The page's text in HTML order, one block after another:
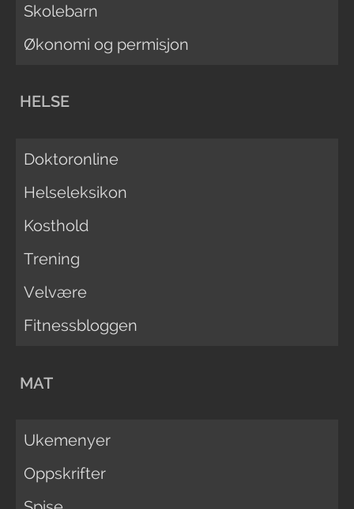
Skolebarn
Økonomi og permisjon
HELSE
Doktoronline
Helseleksikon
Kosthold
Trening
Velvære
Fitnessbloggen
MAT
Ukemenyer
Oppskrifter